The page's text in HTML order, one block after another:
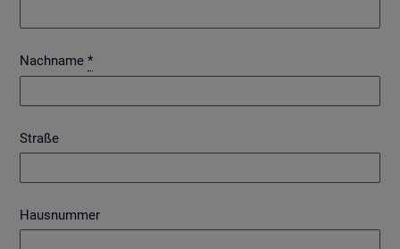
Nachname *
Straße
Hausnummer